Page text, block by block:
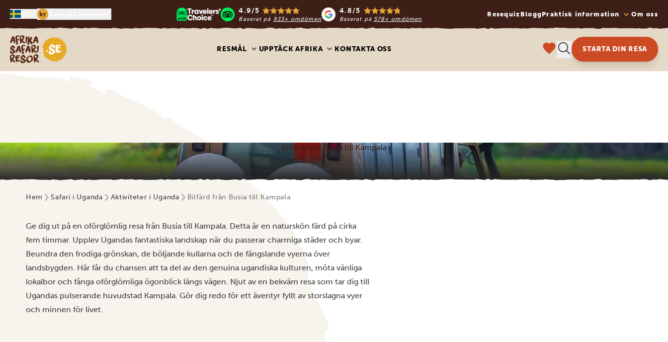
kr 4.9/5
Baserat på 933+ omdömen
4.8/5
Baserat på 578+ omdömen
Resequiz BloggPraktisk information Om oss
Safari-resor i Afrika
RESMÅL UPPTÄCK AFRIKA KONTAKTA OSS STARTA DIN RESA
Bilfärd från Busia till Kampala
Hem Safari i Uganda Aktiviteter i Uganda Bilfärd från Busia till Kampala
Ge dig ut på en oförglömlig resa från Busia till Kampala. Detta är en naturskön färd på cirka
fem timmar. Upplev Ugandas fantastiska landskap när du passerar charmiga städer och byar.
Beundra den frodiga grönskan, de böljande kullarna och de fängslande vyerna över
landsbygden. Här får du chansen att ta del av den genuina ugandiska kulturen, möta vänliga
lokalbor och fånga oförglömliga ögonblick längs vägen. Njut av en bekväm resa som tar dig till
Ugandas pulserande huvudstad Kampala. Gör dig redo för ett äventyr fyllt av storslagna vyer
och minnen för livet.